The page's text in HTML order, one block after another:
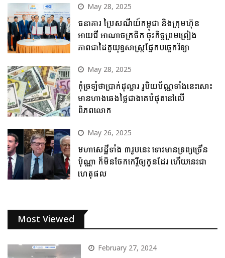
May 28, 2025
ធនាគារ ប្រៃសណីយ៍កម្ពុជា និងក្រុមហ៊ុន
អាយជី អាណាចក្រថិក ចុះកិច្ចព្រមព្រៀង
ភាពជាដៃគូយុទ្ធសាស្ត្រផ្នែកបច្ចេកវិទ្យា
May 28, 2025
កុំច្រឡំថាប្រាក់ដុល្លារ រូបិយប័ណ្ណទាំងនេះសោះ
មានហាងឆេងថ្លៃជាងគេបំផុតនៅលើ
ពិភពលោក
May 26, 2025
មហាសេដ្ឋីទាំង ៣រូបនេះ ទោះមានទ្រព្យច្រើន
ប៉ុណ្ណា ក៏មិនចែកកេរ្តិ៍ឲ្យកូនដែរ ហើយនេះជា
ហេតុផល
Most Viewed
February 27, 2024